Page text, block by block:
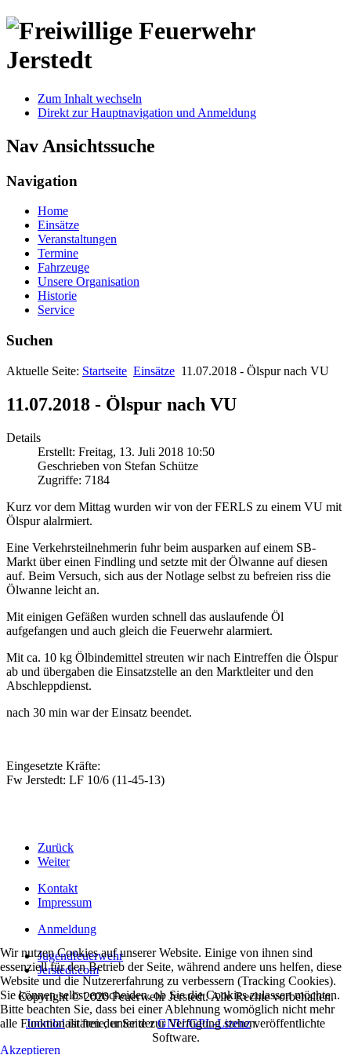
Zum Inhalt wechseln
Direkt zur Hauptnavigation und Anmeldung
Nav Ansichtssuche
Navigation
Home
Einsätze
Veranstaltungen
Termine
Fahrzeuge
Unsere Organisation
Historie
Service
Suchen
Aktuelle Seite: Startseite Einsätze 11.07.2018 - Ölspur nach VU
11.07.2018 - Ölspur nach VU
Details
Erstellt: Freitag, 13. Juli 2018 10:50
Geschrieben von Stefan Schütze
Zugriffe: 7184
Kurz vor dem Mittag wurden wir von der FERLS zu einem VU mit
Ölspur alalrmiert.
Eine Verkehrsteilnehmerin fuhr beim ausparken auf einem SB-
Markt über einen Findling und setzte mit der Ölwanne auf diesen
auf. Beim Versuch, sich aus der Notlage selbst zu befreien riss die
Ölwanne leicht an.
Mit einigen Gefäßen wurden schnell das auslaufende Öl
aufgefangen und auch gleich die Feuerwehr alarmiert.
Mit ca. 10 kg Ölbindemittel streuten wir nach Eintreffen die Ölspur
ab und übergaben die Einsatzstelle an den Marktleiter und den
Abschleppdienst.
nach 30 min war der Einsatz beendet.
Eingesetzte Kräfte:
Fw Jerstedt: LF 10/6 (11-45-13)
Zurück
Weiter
Kontakt
Impressum
Anmeldung
Jugendfeuerwehr
Jerstedt.com
Copyright © 2020 Feuerwehr Jerstedt. Alle Rechte vorbehalten.
Joomla!ist freie, unter derGNU/GPL-Lizenzveröffentlichte
Software.
Wir nutzen Cookies auf unserer Website. Einige von ihnen sind
essenziell für den Betrieb der Seite, während andere uns helfen, diese
Website und die Nutzererfahrung zu verbessern (Tracking Cookies).
Sie können selbst entscheiden, ob Sie die Cookies zulassen möchten.
Bitte beachten Sie, dass bei einer Ablehnung womöglich nicht mehr
alle Funktionalitäten der Seite zur Verfügung stehen.
Akzeptieren